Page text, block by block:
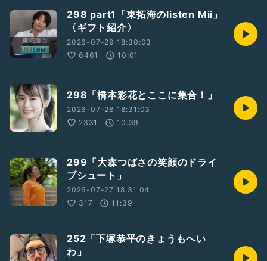
298 part1「東拓海のlisten Mii」
〈ギフト紹介〉
2026-07-29 18:30:03
6461
10:01
298「橋本彩花とここに集合！」
2026-07-28 18:31:03
2331
10:39
299「大森つばさの笑顔のドライ
ブシュート」
2026-07-27 18:31:04
317
11:39
252「下塚恭平のきょうもへい
わ」